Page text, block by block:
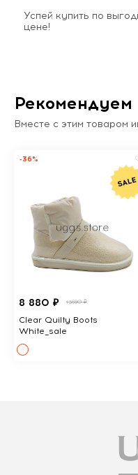
Успей купить по
цене!
Рекомендуем
Вместе с этим товаром
-36%
8 880 ₽ 13690 ₽
Clear Quilty Boots
White_sale